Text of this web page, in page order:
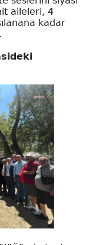
aileleri, 4
kadar